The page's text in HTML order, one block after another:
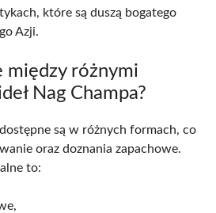
które są duszą bogatego
Azji.
między różnymi
Nag Champa?
są w różnych formach, co
oraz doznania zapachowe.
to: